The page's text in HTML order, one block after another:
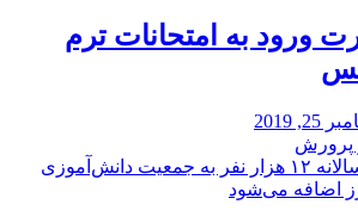
ورود به امتحانات ترم
2019
پرورش